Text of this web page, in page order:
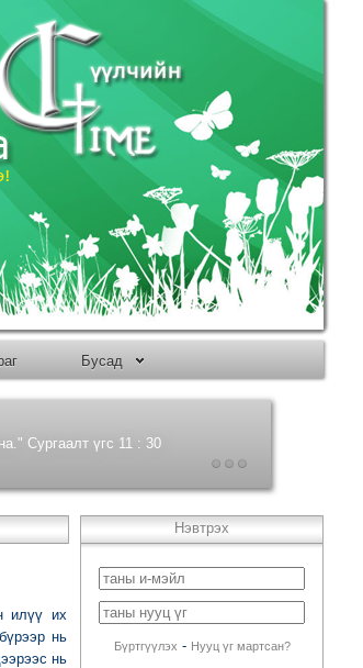
Бусад
Сургаалт үгс 11 : 30
илүү их
нь
нь
Нэвтрэх
Бүртгүүлэх - Нууц үг мартсан?